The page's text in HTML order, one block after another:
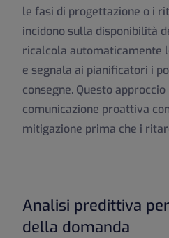
le fasi di progettazione o i
incidono sulla disponibilità
ricalcola automaticamente
e segnala ai pianificatori i
consegne. Questo
comunicazione proattiva
mitigazione prima che i
Analisi predittiva
della domanda